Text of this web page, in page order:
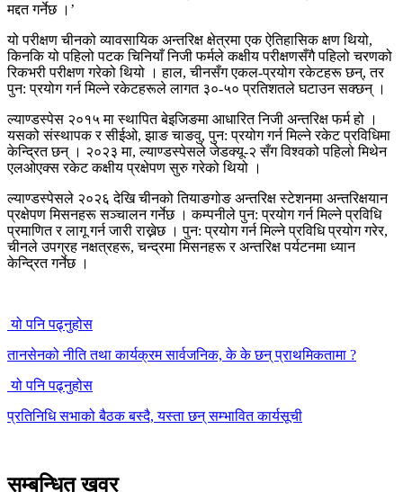
मद्दत गर्नेछ ।’
यो परीक्षण चीनको व्यावसायिक अन्तरिक्ष क्षेत्रमा एक ऐतिहासिक क्षण थियो,
किनकि यो पहिलो पटक चिनियाँ निजी फर्मले कक्षीय परीक्षणसँगै पहिलो चरणको
रिकभरी परीक्षण गरेको थियो । हाल, चीनसँग एकल-प्रयोग रकेटहरू छन्, तर
पुन: प्रयोग गर्न मिल्ने रकेटहरूले लागत ३०-५० प्रतिशतले घटाउन सक्छन् ।
ल्याण्डस्पेस २०१५ मा स्थापित बेइजिङमा आधारित निजी अन्तरिक्ष फर्म हो ।
यसको संस्थापक र सीईओ, झाङ चाङवु, पुन: प्रयोग गर्न मिल्ने रकेट प्रविधिमा
केन्द्रित छन् । २०२३ मा, ल्याण्डस्पेसले जेडक्यू-२ सँग विश्वको पहिलो मिथेन
एलओएक्स रकेट कक्षीय प्रक्षेपण सुरु गरेको थियो ।
ल्याण्डस्पेसले २०२६ देखि चीनको तियाङगोङ अन्तरिक्ष स्टेशनमा अन्तरिक्षयान
प्रक्षेपण मिसनहरू सञ्चालन गर्नेछ । कम्पनीले पुन: प्रयोग गर्न मिल्ने प्रविधि
प्रमाणित र लागू गर्न जारी राख्नेछ । पुन: प्रयोग गर्न मिल्ने प्रविधि प्रयोग गरेर,
चीनले उपग्रह नक्षत्रहरू, चन्द्रमा मिसनहरू र अन्तरिक्ष पर्यटनमा ध्यान
केन्द्रित गर्नेछ ।
यो पनि पढ्नुहोस
तानसेनको नीति तथा कार्यक्रम सार्वजनिक, के के छन् प्राथमिकतामा ?
यो पनि पढ्नुहोस
प्रतिनिधि सभाको बैठक बस्दै, यस्ता छन् सम्भावित कार्यसूची
सम्बन्धित खवर